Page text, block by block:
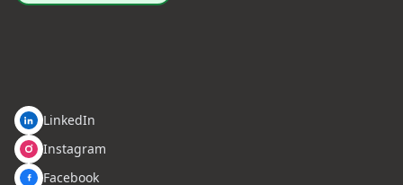
LinkedIn
Instagram
Facebook